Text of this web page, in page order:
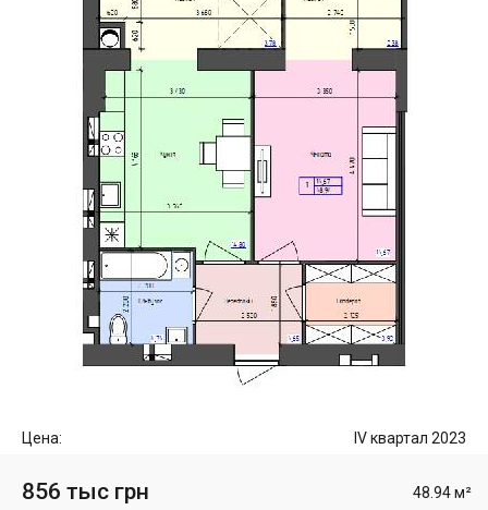
Цена: IV квартал 2023
856 тыс грн 48.94 м²